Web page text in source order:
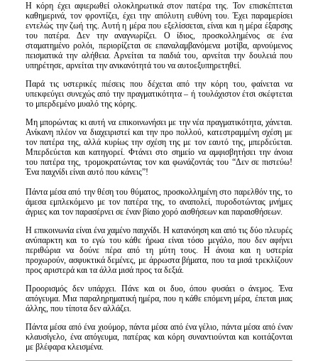
Η κόρη έχει αφιερωθεί ολοκληρωτικά στον πατέρα της. Τον επισκέπτεται
καθημερινά, τον φροντίζει, έχει την απόλυτη ευθύνη του. Έχει παραμερίσει
εντελώς την ζωή της. Αυτή η μέρα που εξελίσσεται, είναι και η μέρα έξαρσης
του πατέρα. Δεν την αναγνωρίζει. Ο ίδιος, προσκολλημένος σε ένα
σταματημένο ρολόι, περιορίζεται σε επαναλαμβανόμενα μοτίβα, αρνούμενος
πεισματικά την αλήθεια. Αρνείται τα παιδιά του, αρνείται την δουλειά που
υπηρέτησε, αρνείται την ανικανότητά του να αυτοεξυπηρετηθεί.
Παρά τις υστερικές πιέσεις που δέχεται από την κόρη του, φαίνεται να
υπεκφεύγει συνεχώς από την πραγματικότητα – ή τουλάχιστον έτσι σκέφτεται
το μπερδεμένο μυαλό της κόρης.
Μη μπορώντας κι αυτή να επικοινωνήσει με την νέα πραγματικότητα, χάνεται.
Ανίκανη πλέον να διαχειριστεί και την προ πολλού, κατεστραμμένη σχέση με
τον πατέρα της, αλλά κυρίως την σχέση της με τον εαυτό της, μπερδεύεται.
Μπερδεύεται και κατηγορεί. Φτάνει στο σημείο να αμφισβητήσει την άνοια
του πατέρα της, τρομοκρατώντας τον καιφωνάζοντάς του “Δεν σε πιστεύω!
Ένα παιχνίδι είναι αυτό που κάνεις”!
Πάντα μέσα από την θέση του θύματος, προσκολλημένη στο παρελθόν της, το
άμεσα εμπλεκόμενο με τον πατέρα της, το αναπολεί, πυροδοτώντας μνήμες
άγριες και τον παρασέρνει σε έναν βίαιο χορό αισθήσεων και παραισθήσεων.
Η επικοινωνία είναι ένα χαμένο παιχνίδι. Η κατανόηση και από τις δύο πλευρές
ανύπαρκτη και το εγώ του κάθε ήρωα είναι τόσο μεγάλο, που δεν αφήνει
περιθώρια να δούνε πέρα από τη μύτη τους. Η άνοια και η υστερία
προχωρούν, ασφυκτικά δεμένες, με άρρωστα βήματα, που τα μισά τρεκλίζουν
προς αριστερά και τα άλλα μισά προς τα δεξιά.
Προορισμός δεν υπάρχει. Πάνε και οι δυο, όπου φυσάει ο άνεμος. Ένα
απόγευμα. Μια παραληρηματική ημέρα, που η κάθε επόμενη μέρα, έπεται μιας
άλλης, που τίποτα δεν αλλάζει.
Πάντα μέσα από ένα χιούμορ, πάντα μέσα από ένα γέλιο, πάντα μέσα από έναν
κλαυσίγελο, ένα απόγευμα, πατέρας και κόρη συναντιούνται και κοιτάζονται
με βλέφαρα κλεισμένα.